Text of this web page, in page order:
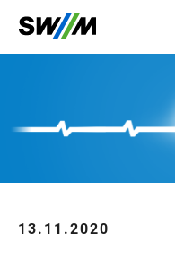
Ihr Suchbegriff
13.11.2020